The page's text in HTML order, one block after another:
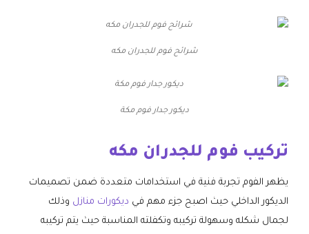
شرائح فوم للجدران مكه
ديكور جدار فوم مكة
تركيب فوم للجدران مكه
يظهر الفوم تجربة فنية في استخدامات متعددة ضمن تصميمات
الديكور الداخلي حيث اصبح جزء مهم في ديكورات منازل وذلك
لجمال شكله وسهولة تركيبه وتكفلته المناسبة حيث يتم تركيبه